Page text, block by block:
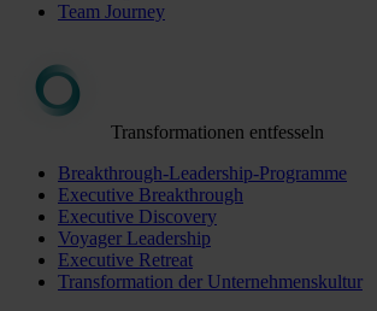
Team Journey
Transformationen entfesseln
Breakthrough-Leadership-Programme
Executive Breakthrough
Executive Discovery
Voyager Leadership
Executive Retreat
Transformation der Unternehmenskultur